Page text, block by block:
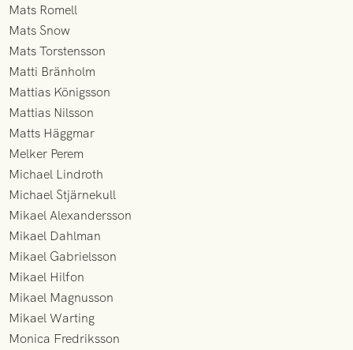
Mats Romell
Mats Snow
Mats Torstensson
Matti Bränholm
Mattias Königsson
Mattias Nilsson
Matts Häggmar
Melker Perem
Michael Lindroth
Michael Stjärnekull
Mikael Alexandersson
Mikael Dahlman
Mikael Gabrielsson
Mikael Hilfon
Mikael Magnusson
Mikael Warting
Monica Fredriksson